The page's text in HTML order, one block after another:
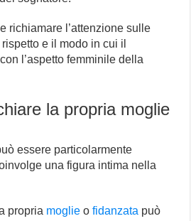
richiamare l’attenzione sulle
e il modo in cui il
l’aspetto femminile della
la propria moglie
essere particolarmente
una figura intima nella
propria moglie ofidanzata può